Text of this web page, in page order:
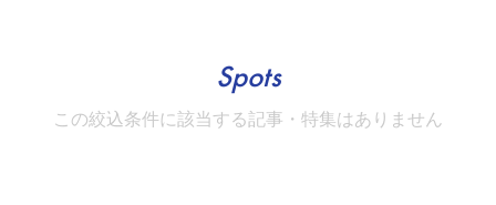
Spots
この絞込条件に該当する記事・特集はありません